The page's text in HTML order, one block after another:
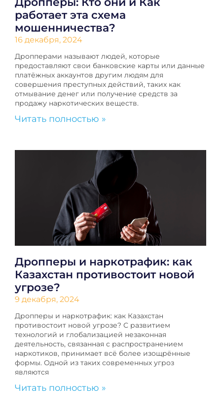
работает эта схема
мошенничества?
16 декабря, 2024
Дропперами называют людей, которые
предоставляют свои банковские карты или данные
платёжных аккаунтов другим людям для
совершения преступных действий, таких как
отмывание денег или получение средств за
продажу наркотических веществ.
Читать полностью »
Дропперы и наркотрафик: как
Казахстан противостоит новой
угрозе?
9 декабря, 2024
Дропперы и наркотрафик: как Казахстан
противостоит новой угрозе? С развитием
технологий и глобализацией незаконная
деятельность, связанная с распространением
наркотиков, принимает всё более изощрённые
формы. Одной из таких современных угроз
являются
Читать полностью »